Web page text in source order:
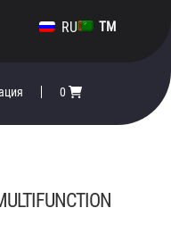
RU TM
0